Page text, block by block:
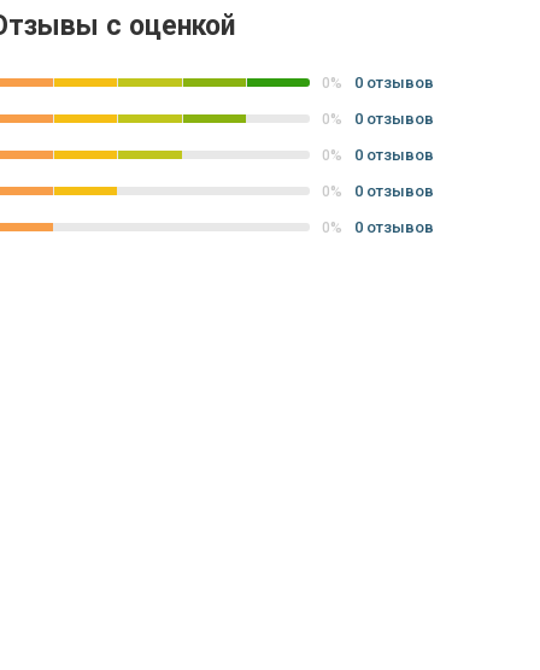
с оценкой
0% 0 отзывов
0% 0 отзывов
0% 0 отзывов
0% 0 отзывов
0% 0 отзывов